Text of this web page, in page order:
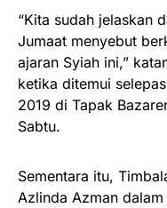
“Kita sudah jelaskan
Jumaat menyebut
ajaran Syiah ini,”
ketika ditemui
2019 di Tapak
Sabtu.
Sementara itu,
Azlinda Azman